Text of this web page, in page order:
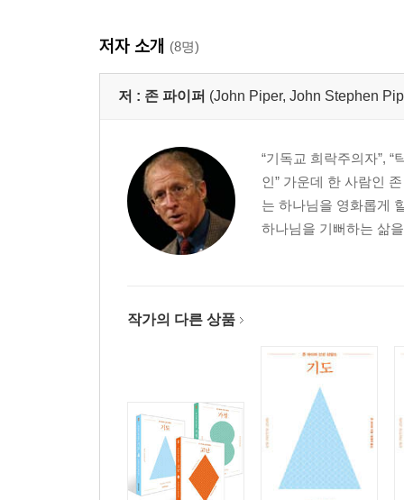
저자 소개 (8명)
저 : 존 파이퍼 (John Piper, John Stephen
“기독교 희락주의자”,
인” 가운데 한 사람인
는 하나님을 영화롭게
하나님을 기뻐하는 삶
작가의 다른 상품